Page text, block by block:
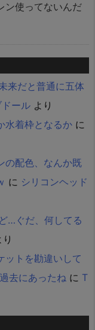
ン使ってないんだ
来だと普通に五体
ール より
水着枠となるか に
の配色、なんか既
に シリコンヘッド
…ぐだ、何してる
り
ットを勘違いして
去にあったね に T